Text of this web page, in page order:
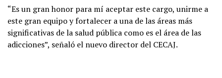
“Es un gran honor para mí aceptar este cargo, unirme a
este gran equipo y fortalecer a una de las áreas más
significativas de la salud pública como es el área de las
adicciones”, señaló el nuevo director del CECAJ.